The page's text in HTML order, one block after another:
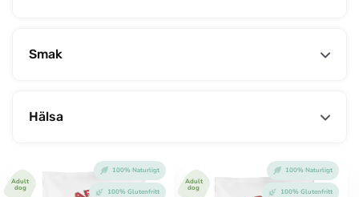
Smak
Hälsa
Adult
dog
100% Naturligt
100% Glutenfritt
Adult
dog
100% Naturligt
100% Glutenfritt